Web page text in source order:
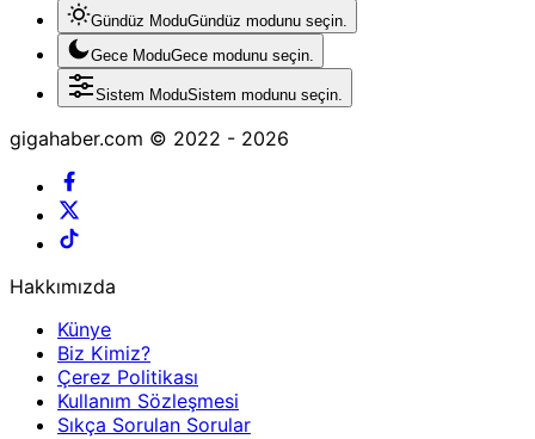
Gündüz ModuGündüz modunu seçin.
Gece ModuGece modunu seçin.
Sistem ModuSistem modunu seçin.
gigahaber.com © 2022 - 2026
Hakkımızda
Künye
Biz Kimiz?
Çerez Politikası
Kullanım Sözleşmesi
Sıkça Sorulan Sorular